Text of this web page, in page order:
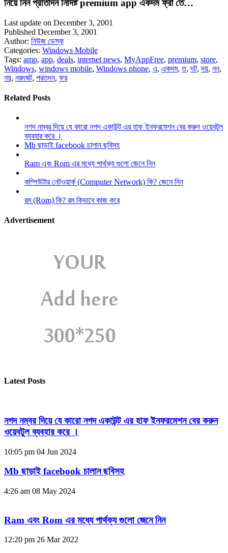
নিয়ে নিন প্রতিদিন নির্দিষ্ট premium app একদম ফ্রী তে…
Last update on December 3, 2001
Published December 3, 2001
Author: নিউজ ডেস্ক
Categories: Windows Mobile
Tags: amp, app, deals, internet news, MyAppFree, premium, store,
Windows, windows mobile, Windows phone, এ, একদম,ত,দট,দয়, নন,
নয়, নরদষট, পরতদন, ফর
Related Posts
নগদ নম্বর দিয়ে যে কারো নগদ একাউন্ট এর হাফ ইনফরমেশন বের করুন ওয়েবটুল
ব্যবহার করে ।
Mb ছাড়াই facebook চালান ছবিসহ
Ram এবং Rom এর মধ্যে পার্থক্য গুলো জেনে নিন
কম্পিউটার নেটওয়ার্ক (Computer Network) কি? জেনে নিন
রম (Rom) কি? রম কিভাবে কাজ করে
Advertisement
Latest Posts
নগদ নম্বর দিয়ে যে কারো নগদ একাউন্ট এর হাফ ইনফরমেশন বের করুন
ওয়েবটুল ব্যবহার করে ।
10:05 pm 04 Jun 2024
Mb ছাড়াই facebook চালান ছবিসহ
4:26 am 08 May 2024
Ram এবং Rom এর মধ্যে পার্থক্য গুলো জেনে নিন
12:20 pm 26 Mar 2022